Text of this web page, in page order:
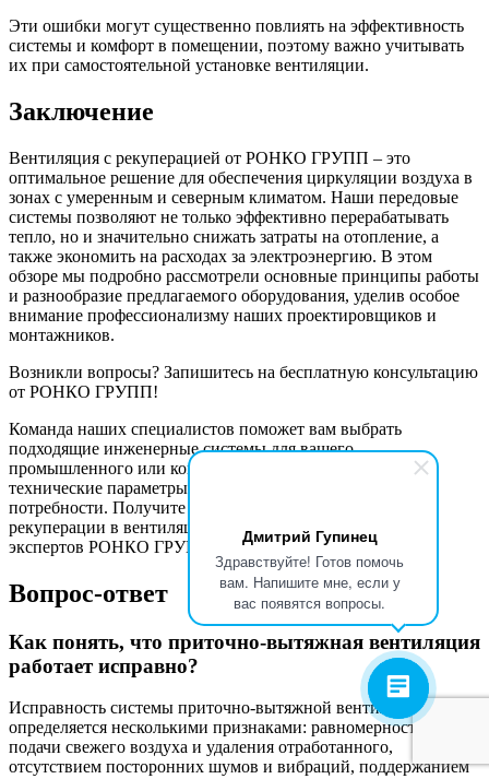
Дмитрий Гупинец
Здравствуйте! Готов помочь
вам. Напишите мне, если у
вас появятся вопросы.
Эти ошибки могут существенно повлиять на эффективность
системы и комфорт в помещении, поэтому важно учитывать
их при самостоятельной установке вентиляции.
Заключение
Вентиляция с рекуперацией от РОНКО ГРУПП – это
оптимальное решение для обеспечения циркуляции воздуха в
зонах с умеренным и северным климатом. Наши передовые
системы позволяют не только эффективно перерабатывать
тепло, но и значительно снижать затраты на отопление, а
также экономить на расходах за электроэнергию. В этом
обзоре мы подробно рассмотрели основные принципы работы
и разнообразие предлагаемого оборудования, уделив особое
внимание профессионализму наших проектировщиков и
монтажников.
Возникли вопросы? Запишитесь на бесплатную консультацию
от РОНКО ГРУПП!
Команда наших специалистов поможет вам выбрать
подходящие инженерные системы для вашего
промышленного или коммерческого объекта, учитывая
технические параметры и ваши индивидуальные
потребности. Получите профессиональные советы по
рекуперации в вентиляции и монтажу систем от лучших
экспертов РОНКО ГРУПП!
Вопрос-ответ
Как понять, что приточно-вытяжная вентиляция
работает исправно?
Исправность системы приточно-вытяжной вентиляции
определяется несколькими признаками: равномерностью
подачи свежего воздуха и удаления отработанного,
отсутствием посторонних шумов и вибраций, поддержанием